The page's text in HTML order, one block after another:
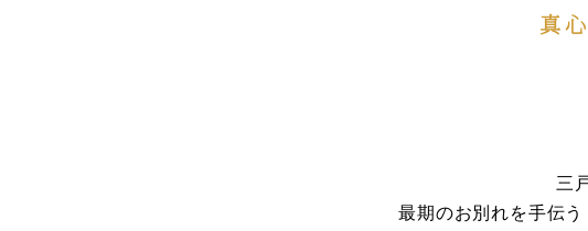
真
三
最期のお別れを手伝